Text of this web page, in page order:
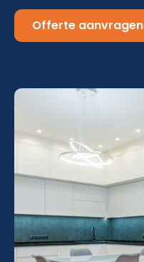
Offerte aanvragen